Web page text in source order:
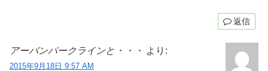
返信
アーバンパークラインと・・・ より:
2015年9月18日 9:57 AM